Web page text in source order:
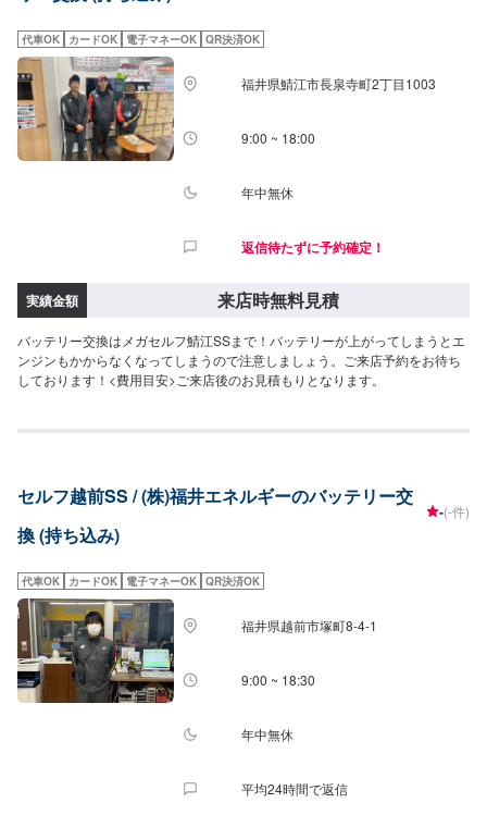
代車OK カードOK 電子マネーOK QR決済OK
福井県鯖江市長泉寺町2丁目1003
9:00 ~ 18:00
年中無休
返信待たずに予約確定！
実績金額 来店時無料見積
バッテリー交換はメガセルフ鯖江SSまで！バッテリーが上がってしまうとエ
ンジンもかからなくなってしまうので注意しましょう。ご来店予約をお待ち
しております！<費用目安>ご来店後のお見積もりとなります。
セルフ越前SS / (株)福井エネルギーのバッテリー交
換 (持ち込み)
-(-件)
代車OK カードOK 電子マネーOK QR決済OK
福井県越前市塚町8-4-1
9:00 ~ 18:30
年中無休
平均24時間で返信